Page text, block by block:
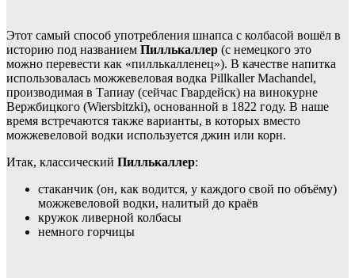
Этот самый способ употребления шнапса с колбасой вошёл в
историю под названием Пиллькаллер (с немецкого это
можно перевести как «пиллькалленец»). В качестве напитка
использовалась можжевеловая водка Pillkaller Machandel,
производимая в Тапиау (сейчас Гвардейск) на винокурне
Вержбицкого (Wiersbitzki), основанной в 1822 году. В наше
время встречаются также варианты, в которых вместо
можжевеловой водки используется джин или корн.
Итак, классический Пиллькаллер:
стаканчик (он, как водится, у каждого свой по объёму)
можжевеловой водки, налитый до краёв
кружок ливерной колбасы
немного горчицы